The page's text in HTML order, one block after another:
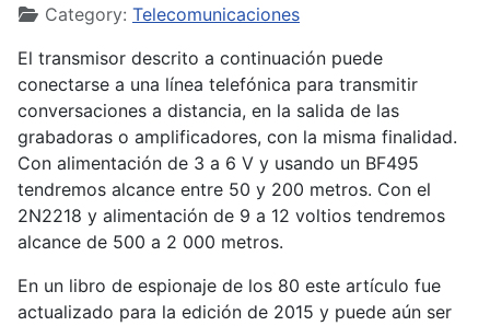
Category: Telecomunicaciones
El transmisor descrito a continuación puede
conectarse a una línea telefónica para transmitir
conversaciones a distancia, en la salida de las
grabadoras o amplificadores, con la misma finalidad.
Con alimentación de 3 a 6 V y usando un BF495
tendremos alcance entre 50 y 200 metros. Con el
2N2218 y alimentación de 9 a 12 voltios tendremos
alcance de 500 a 2 000 metros.
En un libro de espionaje de los 80 este artículo fue
actualizado para la edición de 2015 y puede aún ser